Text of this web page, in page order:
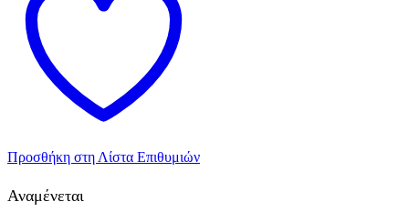
Προσθήκη στη Λίστα Επιθυμιών
Αναμένεται